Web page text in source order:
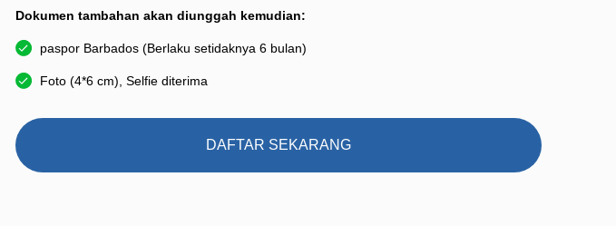
Dokumen tambahan akan diunggah kemudian:
paspor Barbados (Berlaku setidaknya 6 bulan)
Foto (4*6 cm), Selfie diterima
DAFTAR SEKARANG